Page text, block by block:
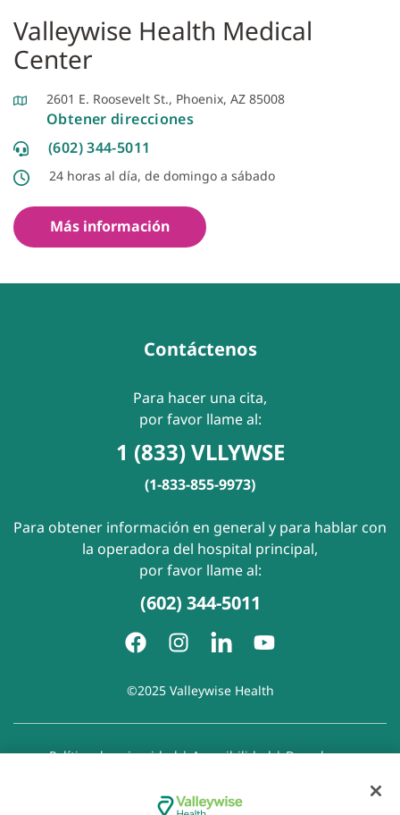
Valleywise Health Medical
Center
2601 E. Roosevelt St., Phoenix, AZ 85008
Obtener direcciones
(602) 344-5011
24 horas al día, de domingo a sábado
Más información
Contáctenos
Para hacer una cita,
por favor llame al:
1 (833) VLLYWSE
(1-833-855-9973)
Para obtener información en general y para hablar con
la operadora del hospital principal,
por favor llame al:
(602) 344-5011
©2025 Valleywise Health
Política de privacidad|Accesibilidad|Derechos y
Aviso de Prohibición de la Discriminación